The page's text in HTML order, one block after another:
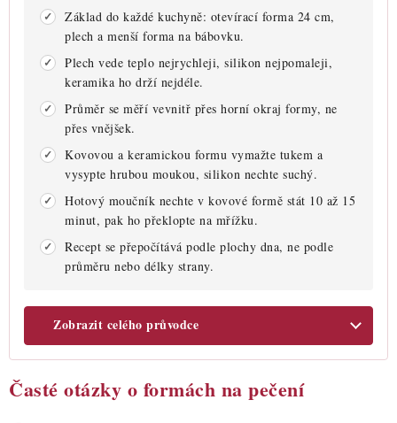
Základ do každé kuchyně: otevírací forma 24 cm,
plech a menší forma na bábovku.
Plech vede teplo nejrychleji, silikon nejpomaleji,
keramika ho drží nejdéle.
Průměr se měří vevnitř přes horní okraj formy, ne
přes vnějšek.
Kovovou a keramickou formu vymažte tukem a
vysypte hrubou moukou, silikon nechte suchý.
Hotový moučník nechte v kovové formě stát 10 až 15
minut, pak ho překlopte na mřížku.
Recept se přepočítává podle plochy dna, ne podle
průměru nebo délky strany.
Zobrazit celého průvodce
Časté otázky o formách na pečení